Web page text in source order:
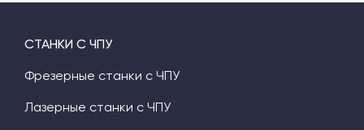
СТАНКИ С ЧПУ
Фрезерные станки с ЧПУ
Лазерные станки с ЧПУ